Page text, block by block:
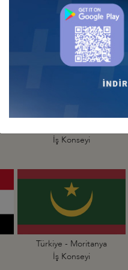
Türkiye - Güney Sudan
İş Konseyi
İş Konseyi
Türkiye - Moritanya
İş Konseyi